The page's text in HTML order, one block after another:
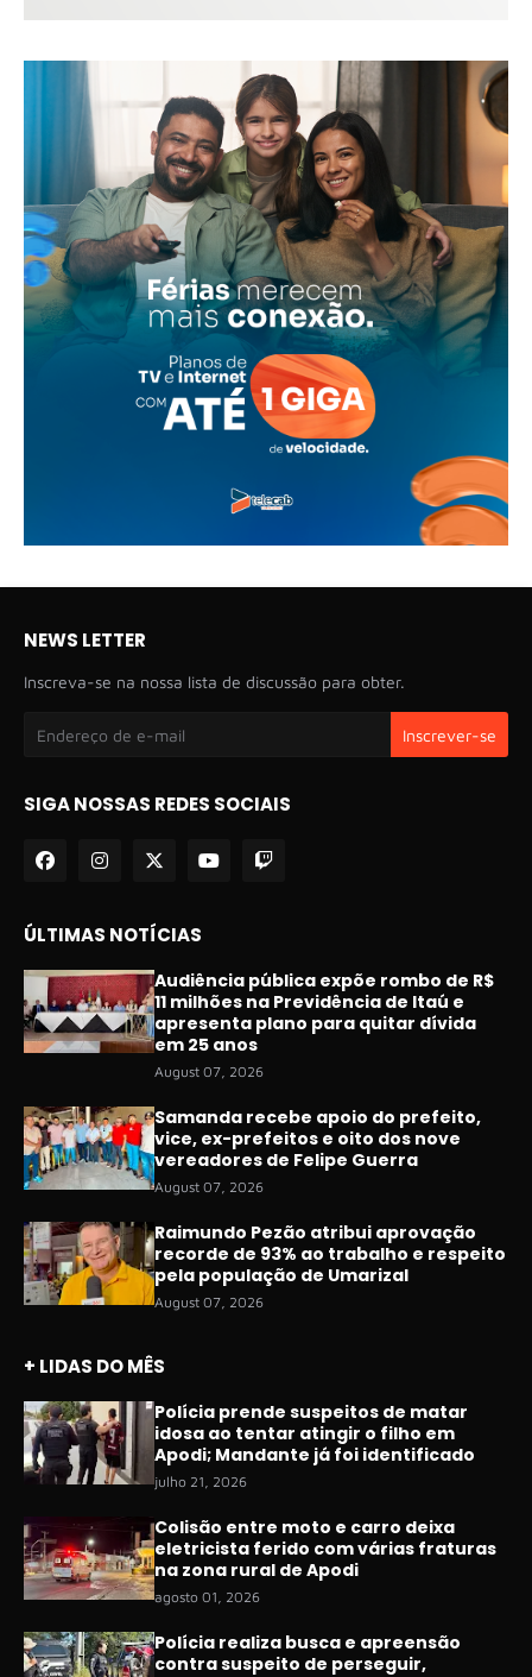
NEWS LETTER
Inscreva-se na nossa lista de discussão para obter.
SIGA NOSSAS REDES SOCIAIS
ÚLTIMAS NOTÍCIAS
Audiência pública expõe rombo de R$
11 milhões na Previdência de Itaú e
apresenta plano para quitar dívida
em 25 anos
August 07, 2026
Samanda recebe apoio do prefeito,
vice, ex-prefeitos e oito dos nove
vereadores de Felipe Guerra
August 07, 2026
Raimundo Pezão atribui aprovação
recorde de 93% ao trabalho e respeito
pela população de Umarizal
August 07, 2026
+ LIDAS DO MÊS
Polícia prende suspeitos de matar
idosa ao tentar atingir o filho em
Apodi; Mandante já foi identificado
julho 21, 2026
Colisão entre moto e carro deixa
eletricista ferido com várias fraturas
na zona rural de Apodi
agosto 01, 2026
Polícia realiza busca e apreensão
contra suspeito de perseguir,